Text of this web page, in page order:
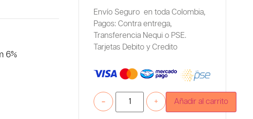
6%
Envío Seguro en toda Colombia,
Pagos: Contra entrega,
Transferencia Nequi o PSE.
Tarjetas Debito y Credito
+
- Añadir al carrito